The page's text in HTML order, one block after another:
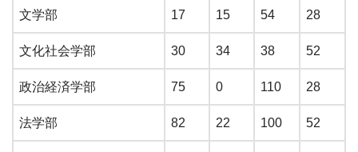
文学部 17 15 54 28
文化社会学部 30 34 38 52
政治経済学部 75 0 110 28
法学部 82 22 100 52